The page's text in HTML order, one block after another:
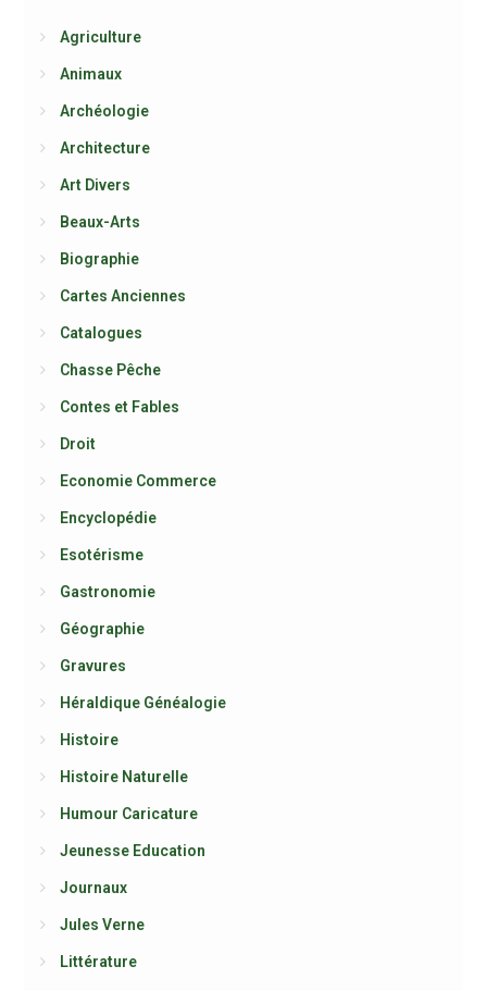
Agriculture
Animaux
Archéologie
Architecture
Art Divers
Beaux-Arts
Biographie
Cartes Anciennes
Catalogues
Chasse Pêche
Contes et Fables
Droit
Economie Commerce
Encyclopédie
Esotérisme
Gastronomie
Géographie
Gravures
Héraldique Généalogie
Histoire
Histoire Naturelle
Humour Caricature
Jeunesse Education
Journaux
Jules Verne
Littérature